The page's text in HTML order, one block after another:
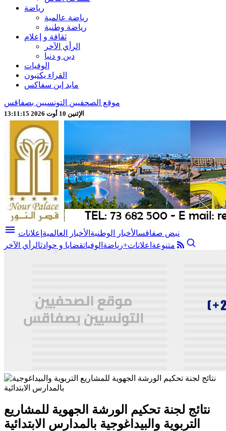
رياضة
رياضة عالمية
رياضة وطنية
ثقافة و إعلام
الرأي الآخر
دين و دنيا
الوفيات
القراء يكتبون
مايد إين سفاكس
موقع الصحفيين التونسيين بصفاقس
الإثنين 10 أوت 2026 13:11:17
menu نبض صفاقسالأخبار الوطنية الأخبار العالمية إعلانات
متنوعة اعلانات+رياضة الوفياتقضايا و حوادثالرأي الآخر
نتائج لجنة تحكيم الورشة الجهوية للمشاريع
التربوية والبيداغوجية بالمدارس الابتدائية